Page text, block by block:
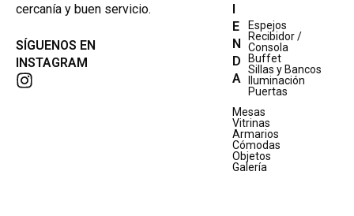
cercanía y buen servicio.
SÍGUENOS EN
INSTAGRAM
I
E
N
D
A
Mesas
Vitrinas
Armarios
Cómodas
Objetos
Galería
Espejos
Recibidor /
Consola
Buffet
Sillas y Bancos
Iluminación
Puertas